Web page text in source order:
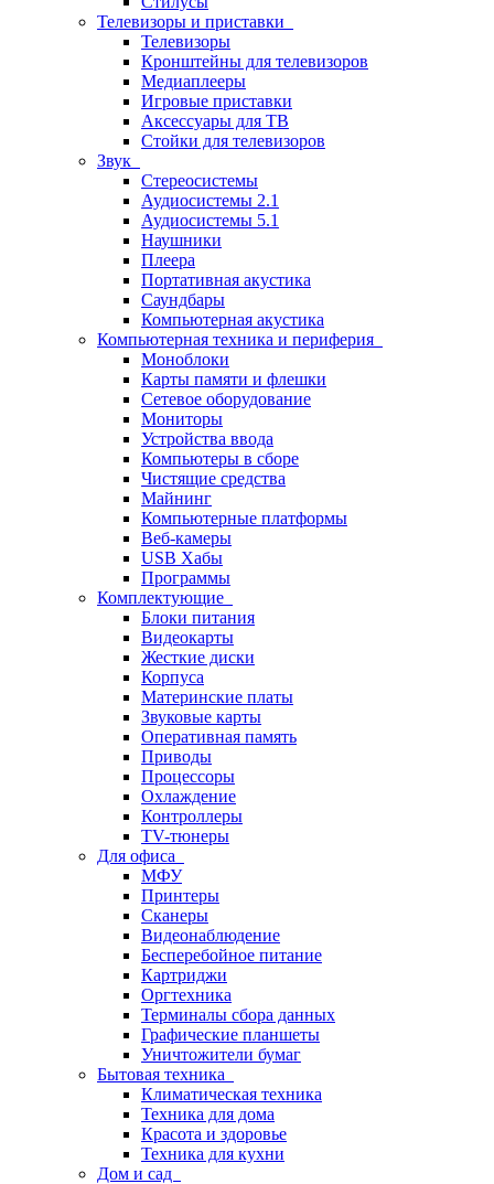
Телевизоры и приставки
Телевизоры
Кронштейны для телевизоров
Медиаплееры
Игровые приставки
Аксессуары для ТВ
Стойки для телевизоров
Звук
Стереосистемы
Аудиосистемы 2.1
Аудиосистемы 5.1
Наушники
Плеера
Портативная акустика
Саундбары
Компьютерная акустика
Компьютерная техника и периферия
Моноблоки
Карты памяти и флешки
Сетевое оборудование
Мониторы
Устройства ввода
Компьютеры в сборе
Чистящие средства
Майнинг
Компьютерные платформы
Веб-камеры
USB Хабы
Программы
Комплектующие
Блоки питания
Видеокарты
Жесткие диски
Корпуса
Материнские платы
Звуковые карты
Оперативная память
Приводы
Процессоры
Охлаждение
Контроллеры
TV-тюнеры
Для офиса
МФУ
Принтеры
Сканеры
Видеонаблюдение
Бесперебойное питание
Картриджи
Оргтехника
Терминалы сбора данных
Графические планшеты
Уничтожители бумаг
Бытовая техника
Климатическая техника
Техника для дома
Красота и здоровье
Техника для кухни
Дом и сад